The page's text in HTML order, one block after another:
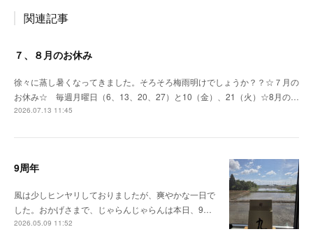
関連記事
７、８月のお休み
徐々に蒸し暑くなってきました。そろそろ梅雨明けでしょうか？？☆７月の
お休み☆ 毎週月曜日（6、13、20、27）と10（金）、21（火）☆8月の…
2026.07.13 11:45
9周年
風は少しヒンヤリしておりましたが、爽やかな一日で
した。おかげさまで、じゃらんじゃらんは本日、9…
2026.05.09 11:52